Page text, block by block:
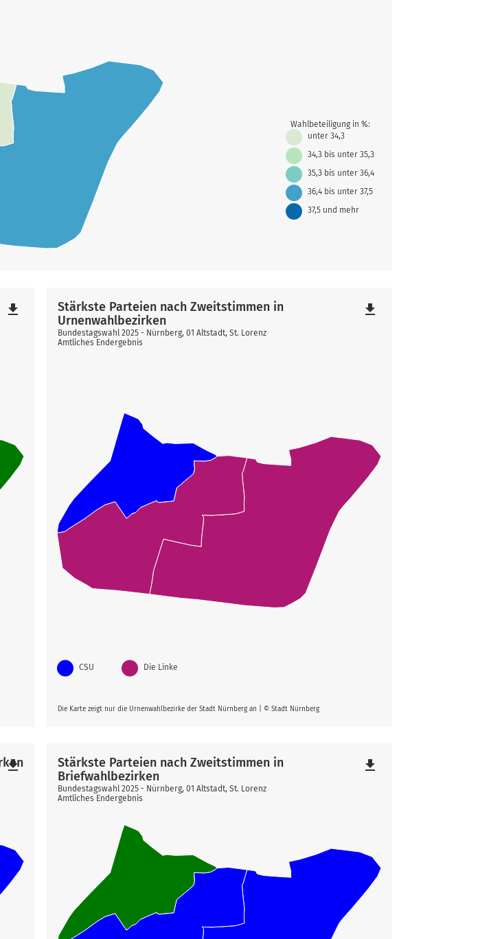
Wahlbeteiligung in %:
unter 34,3
34,3 bis unter 35,3
35,3 bis unter 36,4
36,4 bis unter 37,5
37,5 und mehr
file_download
Die Karte zeigt nur die Urnenwahlbezirke der Stadt Nürnberg an | © Stadt Nürnberg
Stärkste Parteien nach Zweitstimmen in
Urnenwahlbezirken
Bundestagswahl 2025 - Nürnberg, 01 Altstadt, St. Lorenz
Amtliches Endergebnis
CSU Die Linke
file_download
file_download Stärkste Parteien nach Zweitstimmen in
Briefwahlbezirken
Bundestagswahl 2025 - Nürnberg, 01 Altstadt, St. Lorenz
Amtliches Endergebnis
file_download